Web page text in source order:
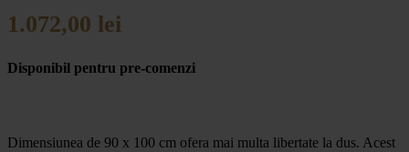
1.072,00 lei
Disponibil pentru pre-comenzi
Dimensiunea de 90 x 100 cm ofera mai multa libertate la dus. Acest